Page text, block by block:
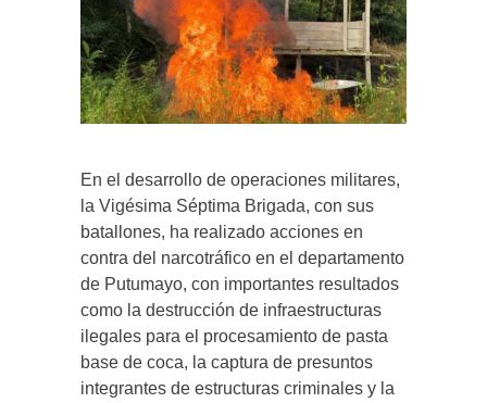
En el desarrollo de operaciones militares,
la Vigésima Séptima Brigada, con sus
batallones, ha realizado acciones en
contra del narcotráfico en el departamento
de Putumayo, con importantes resultados
como la destrucción de infraestructuras
ilegales para el procesamiento de pasta
base de coca, la captura de presuntos
integrantes de estructuras criminales y la